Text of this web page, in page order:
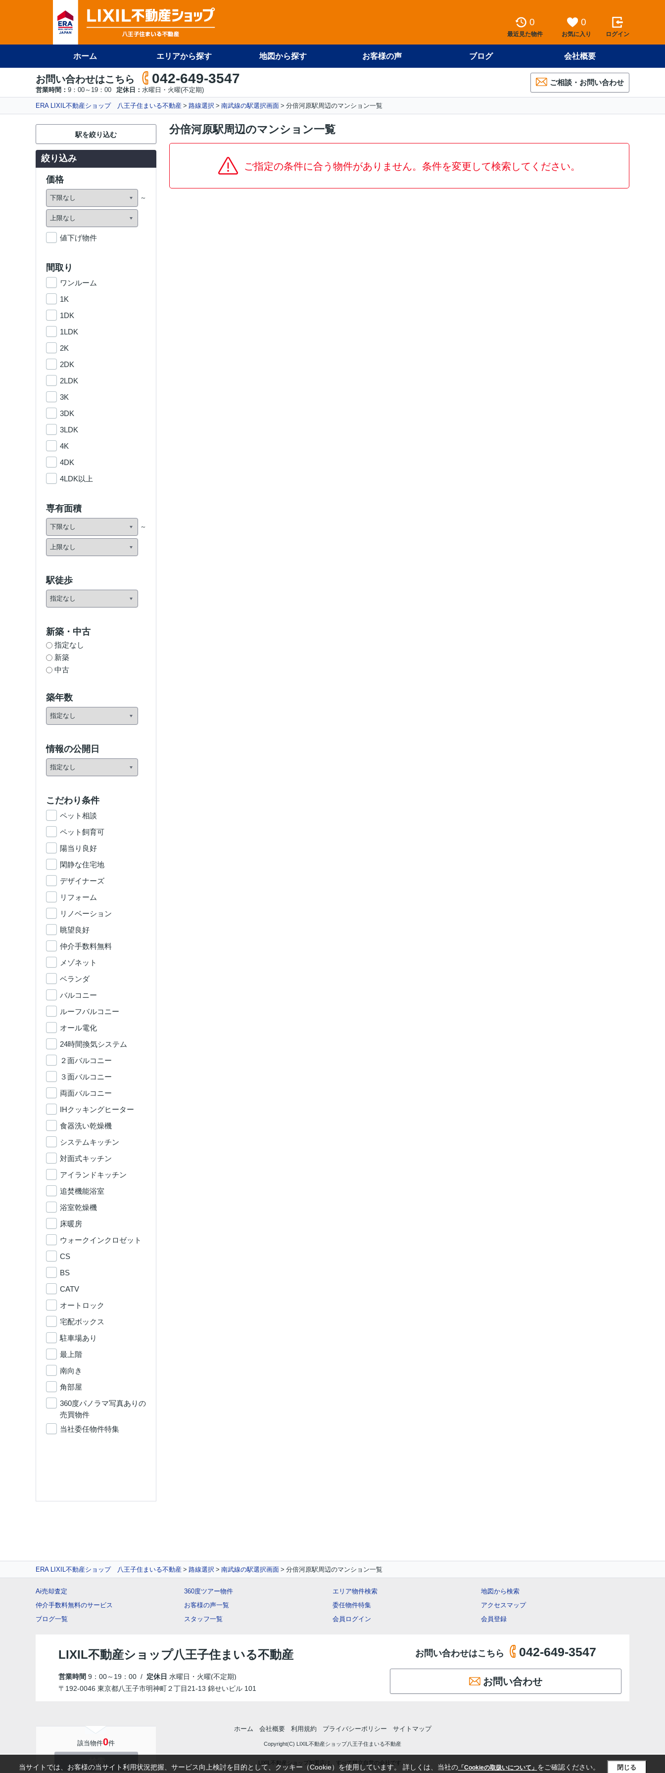
0
最近見た物件
0
お気に入り ログイン
ホーム エリアから探す 地図から探す お客様の声 ブログ 会社概要
お問い合わせはこちら 042-649-3547
営業時間： 9：00～19：00 定休日： 水曜日・火曜(不定期)
ご相談・お問い合わせ
ERA LIXIL不動産ショップ 八王子住まいる不動産 路線選択 南武線の駅選択画面 分倍河原駅周辺のマンション一覧
分倍河原駅周辺のマンション一覧
ご指定の条件に合う物件がありません。条件を変更して検索してください。
駅を絞り込む
絞り込み
価格
値下げ物件
間取り
ワンルーム
1K
1DK
1LDK
2K
2DK
2LDK
3K
3DK
3LDK
4K
4DK
4LDK以上
専有面積
駅徒歩
新築・中古
指定なし
新築
中古
築年数
情報の公開日
こだわり条件
ペット相談
ペット飼育可
陽当り良好
閑静な住宅地
デザイナーズ
リフォーム
リノベーション
眺望良好
仲介手数料無料
メゾネット
ベランダ
バルコニー
ルーフバルコニー
オール電化
24時間換気システム
２面バルコニー
３面バルコニー
両面バルコニー
IHクッキングヒーター
食器洗い乾燥機
システムキッチン
対面式キッチン
アイランドキッチン
追焚機能浴室
浴室乾燥機
床暖房
ウォークインクロゼット
CS
BS
CATV
オートロック
宅配ボックス
駐車場あり
最上階
南向き
角部屋
360度パノラマ写真ありの
売買物件
当社委任物件特集
該当物件0件
ERA LIXIL不動産ショップ 八王子住まいる不動産 路線選択 南武線の駅選択画面 分倍河原駅周辺のマンション一覧
Ai売却査定
仲介手数料無料のサービス
ブログ一覧
360度ツアー物件
お客様の声一覧
スタッフ一覧
エリア物件検索
委任物件特集
会員ログイン
地図から検索
アクセスマップ
会員登録
LIXIL不動産ショップ八王子住まいる不動産
営業時間 9：00～19：00 / 定休日 水曜日・火曜(不定期)
〒192-0046 東京都八王子市明神町２丁目21-13 錦せいビル 101
お問い合わせはこちら 042-649-3547
お問い合わせ
ホーム 会社概要 利用規約 プライバシーポリシー サイトマップ
Copyright(C) LIXIL不動産ショップ八王子住まいる不動産
LIXIL不動産ショップ加盟店は、すべて独立自営の会社です。
当サイトでは、お客様の当サイト利用状況把握、サービス向上検討を目的として、クッキー（Cookie）を使用しています。 詳しくは、当社の「Cookieの取扱いについて」 をご確認ください。 閉じる